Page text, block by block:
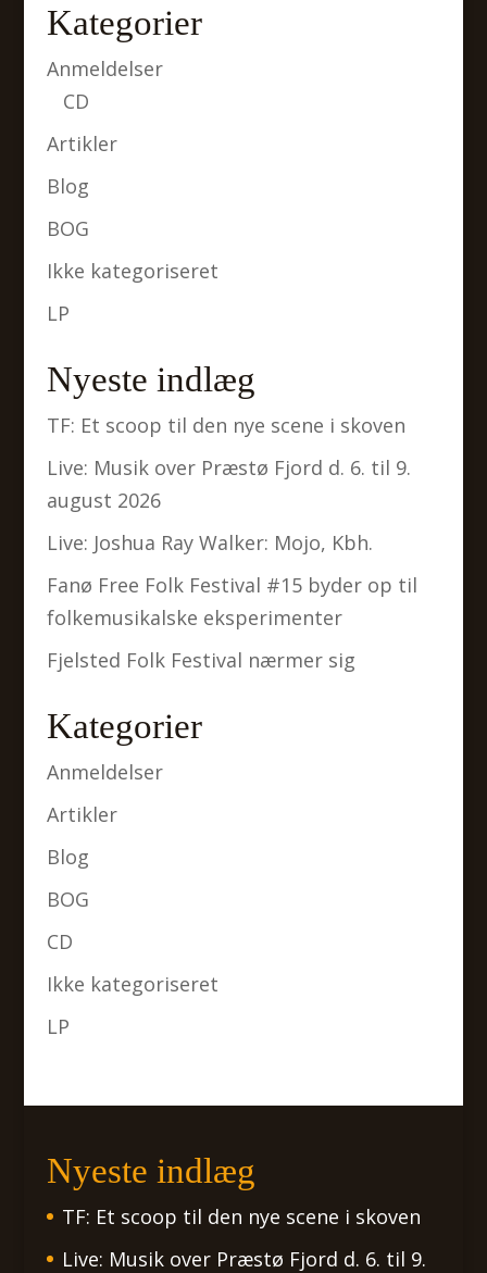
Kategorier
Anmeldelser
CD
Artikler
Blog
BOG
Ikke kategoriseret
LP
Nyeste indlæg
TF: Et scoop til den nye scene i skoven
Live: Musik over Præstø Fjord d. 6. til 9.
august 2026
Live: Joshua Ray Walker: Mojo, Kbh.
Fanø Free Folk Festival #15 byder op til
folkemusikalske eksperimenter
Fjelsted Folk Festival nærmer sig
Kategorier
Anmeldelser
Artikler
Blog
BOG
CD
Ikke kategoriseret
LP
Nyeste indlæg
TF: Et scoop til den nye scene i skoven
Live: Musik over Præstø Fjord d. 6. til 9.